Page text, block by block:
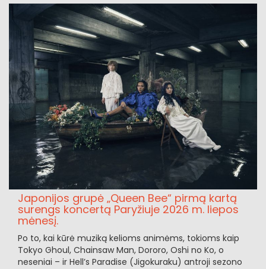
Japonijos grupė „Queen Bee“ pirmą kartą
surengs koncertą Paryžiuje 2026 m. liepos
mėnesį.
Po to, kai kūrė muziką kelioms animėms, tokioms kaip
Tokyo Ghoul, Chainsaw Man, Dororo, Oshi no Ko, o
neseniai – ir Hell’s Paradise (Jigokuraku) antroji sezono